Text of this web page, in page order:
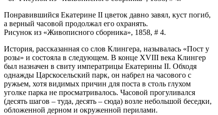
Понравившийся Екатерине II цветок давно завял, куст погиб,
а верный часовой продолжал его охранять.
Рисунок из «Живописного сборника», 1858, # 4.
История, рассказанная со слов Клингера, называлась «Пост у
розы» и состояла в следующем. В конце XVIII века Клингер
был назначен в свиту императрицы Екатерины II. Обходя
однажды Царскосельский парк, он набрел на часового с
ружьем, хотя видимых причин для поста в столь глухом
уголке парка не просматривалось. Часовой прогуливался
(десять шагов – туда, десять – сюда) возле небольшой беседки,
обложенной дерном и окруженной перилами.